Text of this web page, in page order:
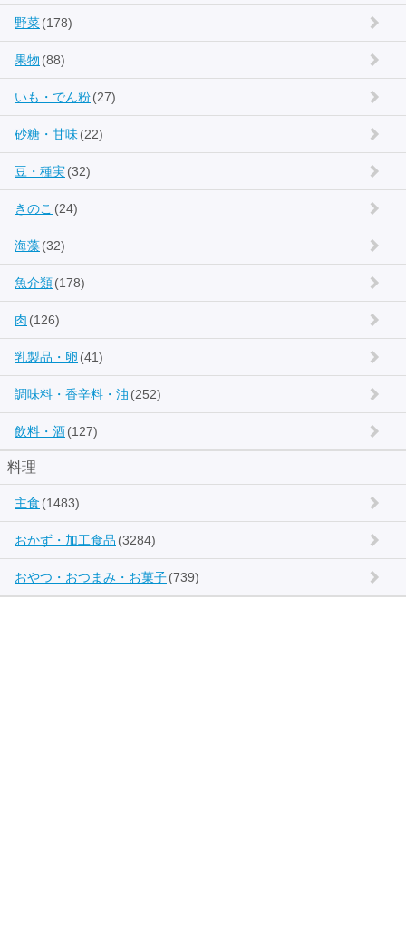
野菜(178)
果物 (88)
いも・でん粉(27)
砂糖・甘味(22)
豆・種実(32)
きのこ (24)
海藻(32)
魚介類(178)
肉 (126)
乳製品・卵 (41)
調味料・香辛料・油 (252)
飲料・酒(127)
料理
主食 (1483)
おかず・加工食品 (3284)
おやつ・おつまみ・お菓子(739)